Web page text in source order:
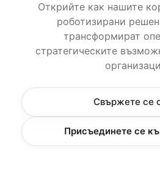
Открийте как нашите
роботизирани
трансформират
стратегическите
Свържете се
Присъединете се